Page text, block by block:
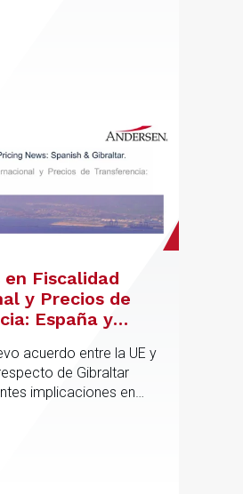
en Fiscalidad
y Precios de
España y
acuerdo entre la UE y
de Gibraltar
implicaciones en